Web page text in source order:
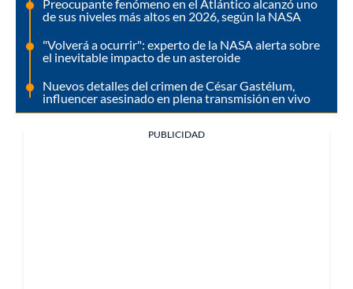
Preocupante fenómeno en el Atlántico alcanzó uno
de sus niveles más altos en 2026, según la NASA
"Volverá a ocurrir": experto de la NASA alerta sobre
el inevitable impacto de un asteroide
Nuevos detalles del crimen de César Gastélum,
influencer asesinado en plena transmisión en vivo
PUBLICIDAD